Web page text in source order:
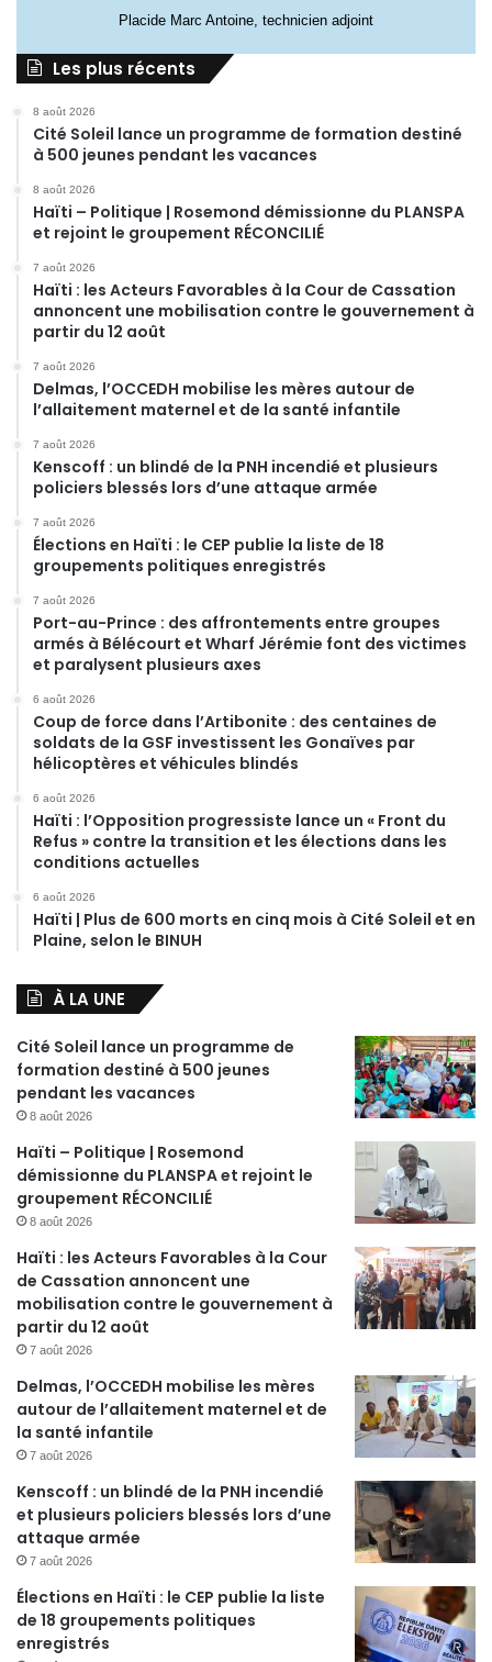
Placide Marc Antoine, technicien adjoint
Les plus récents
8 août 2026
Cité Soleil lance un programme de formation destiné
à 500 jeunes pendant les vacances
8 août 2026
Haïti – Politique | Rosemond démissionne du PLANSPA
et rejoint le groupement RÉCONCILIÉ
7 août 2026
Haïti : les Acteurs Favorables à la Cour de Cassation
annoncent une mobilisation contre le gouvernement à
partir du 12 août
7 août 2026
Delmas, l’OCCEDH mobilise les mères autour de
l’allaitement maternel et de la santé infantile
7 août 2026
Kenscoff : un blindé de la PNH incendié et plusieurs
policiers blessés lors d’une attaque armée
7 août 2026
Élections en Haïti : le CEP publie la liste de 18
groupements politiques enregistrés
7 août 2026
Port-au-Prince : des affrontements entre groupes
armés à Bélécourt et Wharf Jérémie font des victimes
et paralysent plusieurs axes
6 août 2026
Coup de force dans l’Artibonite : des centaines de
soldats de la GSF investissent les Gonaïves par
hélicoptères et véhicules blindés
6 août 2026
Haïti : l’Opposition progressiste lance un « Front du
Refus » contre la transition et les élections dans les
conditions actuelles
6 août 2026
Haïti | Plus de 600 morts en cinq mois à Cité Soleil et en
Plaine, selon le BINUH
À LA UNE
Cité Soleil lance un programme de
formation destiné à 500 jeunes
pendant les vacances
8 août 2026
Haïti – Politique | Rosemond
démissionne du PLANSPA et rejoint le
groupement RÉCONCILIÉ
8 août 2026
Haïti : les Acteurs Favorables à la Cour
de Cassation annoncent une
mobilisation contre le gouvernement à
partir du 12 août
7 août 2026
Delmas, l’OCCEDH mobilise les mères
autour de l’allaitement maternel et de
la santé infantile
7 août 2026
Kenscoff : un blindé de la PNH incendié
et plusieurs policiers blessés lors d’une
attaque armée
7 août 2026
Élections en Haïti : le CEP publie la liste
de 18 groupements politiques
enregistrés